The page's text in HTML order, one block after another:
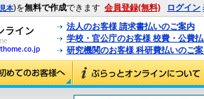
見本)を無料で作成できます 会員登録(無料) ログイン
法人のお客様 請求書払いのご案内
学校・官公庁のお客様 校費・公費
研究機関のお客様 科研費払いのご